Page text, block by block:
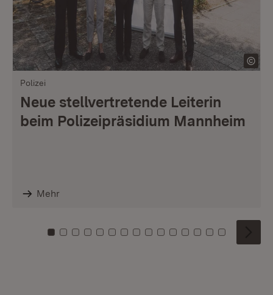
Polizei
Neue stellvertretende Leiterin
beim Polizeipräsidium Mannheim
Mehr
Zu Kachel: 0
Zu Kachel: 1
Zu Kachel: 2
Zu Kachel: 3
Zu Kachel: 4
Zu Kachel: 5
Zu Kachel: 6
Zu Kachel: 7
Zu Kachel: 8
Zu Kachel: 9
Zu Kachel: 10
Zu Kachel: 11
Zu Kachel: 12
Zu Kachel:
Zu